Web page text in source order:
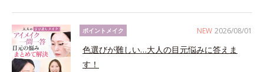
NEW 2026/08/01
ポイントメイク
色選びが難しい…大人の目元悩みに答えま
す！